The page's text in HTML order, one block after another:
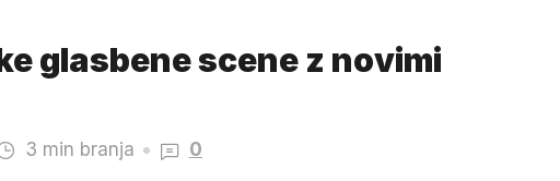
glasbene scene z novimi
3 min branja 0